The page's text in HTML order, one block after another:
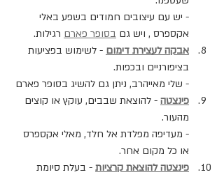
- יש עם עיצובים חמודים בשפע באלי
אקספרס , ויש גם בסופר פארם רגילות.
אבקה לעצירת דימום - לשימוש בפציעות
בציפורניים ובכפות.
- שלי מאייהרב, ניתן גם להשיג בסופר פארם
פינצטה - להוצאת שבבים, עוקץ או קוצים
מהעור.
- מעדיפה מפלדת אל חלד, מאלי אקספרס
או כל מקום אחר.
פינצטה להוצאת קרציות - בעלת סיומת